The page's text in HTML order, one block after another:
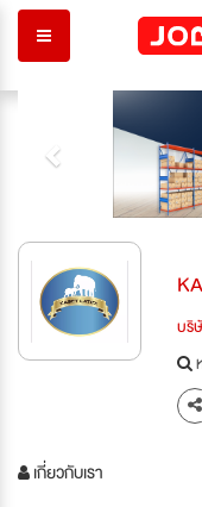
Previous
บริ
เกี่ยวกับเรา